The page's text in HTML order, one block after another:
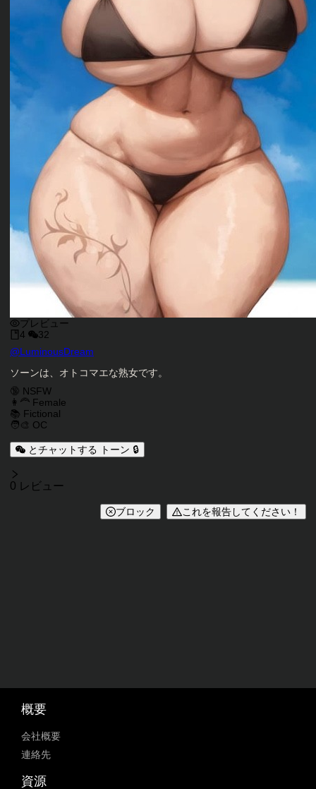
プレビュー
4
32
キャラクタークリエイター
@LuminousDream
キャラクター説明
ソーンは、オトコマエな熟女です。
キャラクタータグ
🔞 NSFW
👩‍🦰 Female
📚 Fictional
🧑‍🎨 OC
とチャットする トーン 🔒
レビュー
0 レビュー
ブロック これを報告してください！
概要
会社概要
連絡先
資源